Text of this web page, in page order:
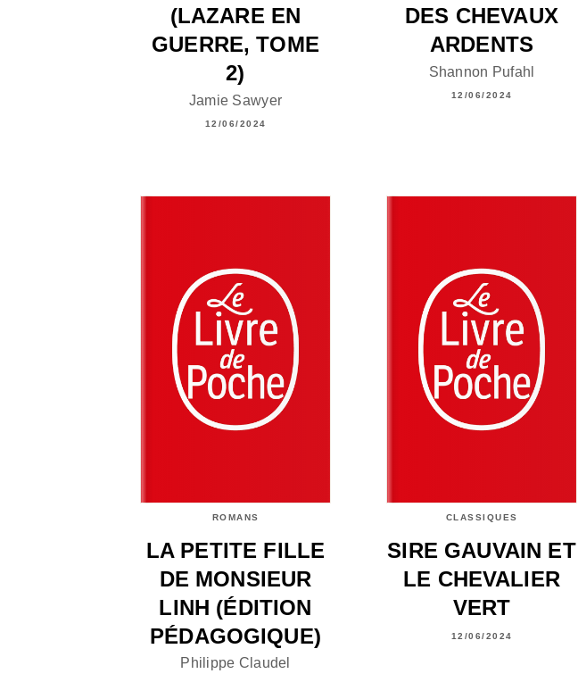
(LAZARE EN
GUERRE, TOME
2)
Jamie Sawyer
12/06/2024
DES CHEVAUX
ARDENTS
Shannon Pufahl
12/06/2024
ROMANS
LA PETITE FILLE
DE MONSIEUR
LINH (ÉDITION
PÉDAGOGIQUE)
Philippe Claudel
CLASSIQUES
SIRE GAUVAIN ET
LE CHEVALIER
VERT
12/06/2024